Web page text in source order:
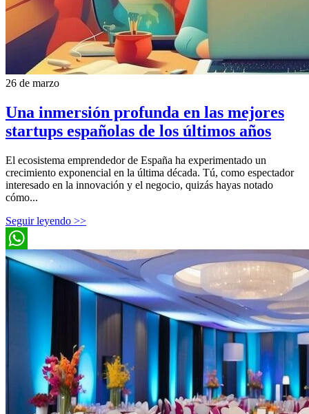
26 de marzo
Una inmersión profunda en las mejores
startups españolas de los últimos años
El ecosistema emprendedor de España ha experimentado un
crecimiento exponencial en la última década. Tú, como espectador
interesado en la innovación y el negocio, quizás hayas notado
cómo...
Seguir leyendo >>
WhatsApp